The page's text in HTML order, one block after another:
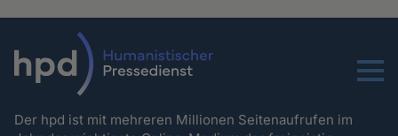
Menu
Der hpd ist mit mehreren Millionen Seitenaufrufen im